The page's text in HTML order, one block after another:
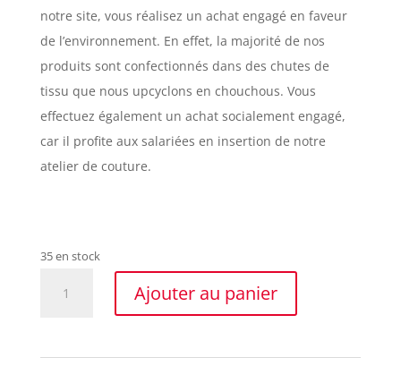
notre site, vous réalisez un achat engagé en faveur
de l’environnement. En effet, la majorité de nos
produits sont confectionnés dans des chutes de
tissu que nous upcyclons en chouchous. Vous
effectuez également un achat socialement engagé,
car il profite aux salariées en insertion de notre
atelier de couture.
35 en stock
cheveux
Ajouter au panier